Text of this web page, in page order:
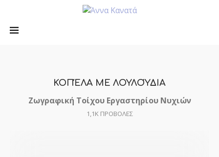
ΚΟΠΈΛΑ ΜΕ ΛΟΥΛΟΎΔΙΑ
Ζωγραφική Τοίχου Εργαστηρίου Νυχιών
1,1KΠΡΟΒΟΛΕΣ